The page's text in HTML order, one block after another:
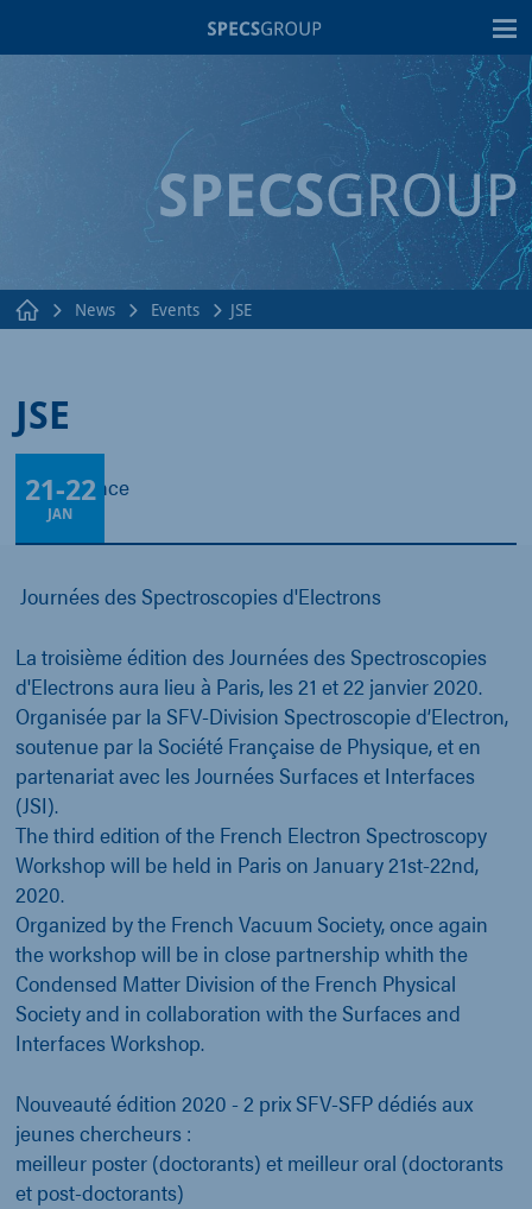
News Events JSE
JSE
Paris, France
21-22
JAN
Journées des Spectroscopies d'Electrons
La troisième édition des Journées des Spectroscopies
d'Electrons aura lieu à Paris, les 21 et 22 janvier 2020.
Organisée par la SFV-Division Spectroscopie d’Electron,
soutenue par la Société Française de Physique, et en
partenariat avec les Journées Surfaces et Interfaces
(JSI).
The third edition of the French Electron Spectroscopy
Workshop will be held in Paris on January 21st-22nd,
2020.
Organized by the French Vacuum Society, once again
the workshop will be in close partnership whith the
Condensed Matter Division of the French Physical
Society and in collaboration with the Surfaces and
Interfaces Workshop.
Nouveauté édition 2020 - 2 prix SFV-SFP dédiés aux
jeunes chercheurs :
meilleur poster (doctorants) et meilleur oral (doctorants
et post-doctorants)